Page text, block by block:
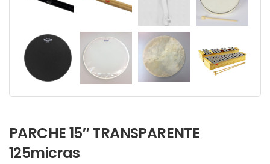
PARCHE 15″ TRANSPARENTE
125micras